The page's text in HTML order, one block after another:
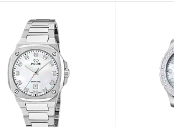
В корзину
в 1 клик
К сравнению
В наличии
Купить в
В